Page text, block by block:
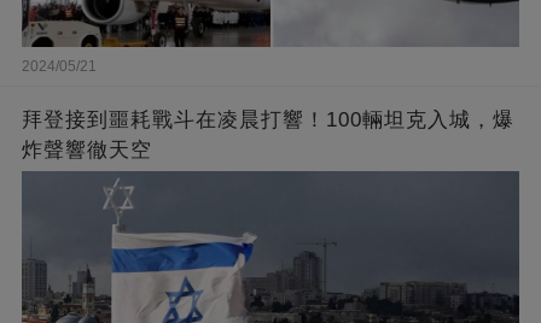
2024/05/21
拜登接到噩耗戰斗在凌晨打響！100輛坦克入城，爆
炸聲響徹天空